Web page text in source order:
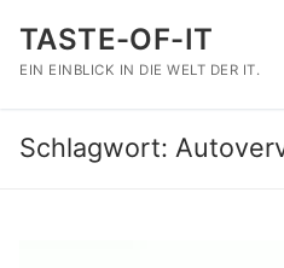
Inhalt
springen
TASTE-OF-IT
EIN EINBLICK IN DIE WELT DER IT.
Schlagwort: